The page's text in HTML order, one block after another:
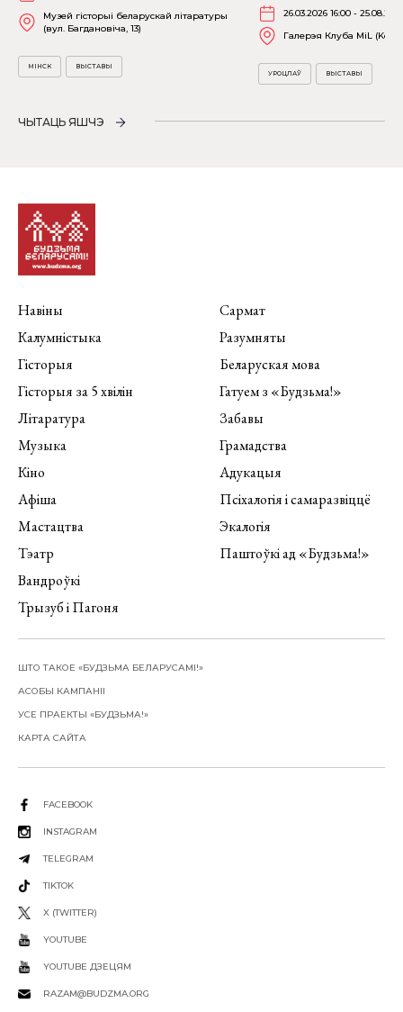
Музей гісторыі беларускай літаратуры
(вул. Багдановіча, 13)
МІНСК ВЫСТАВЫ
26.03.2026 16:00 -
Галерэя Клуба MiL
УРОЦЛАЎ ВЫСТАВЫ
ЧЫТАЦЬ ЯШЧЭ
Навіны
Калумністыка
Гісторыя
Гісторыя за 5 хвілін
Літаратура
Музыка
Кіно
Афіша
Мастацтва
Тэатр
Вандроўкі
Трызуб і Пагоня
Сармат
Разумняты
Беларуская мова
Гатуем з «Будзьма!»
Забавы
Грамадства
Адукацыя
Псіхалогія і самаразвіццё
Экалогія
Паштоўкі ад «Будзьма!»
ШТО ТАКОЕ «БУДЗЬМА БЕЛАРУСАМІ!»
АСОБЫ КАМПАНІІ
УСЕ ПРАЕКТЫ «БУДЗЬМА!»
КАРТА САЙТА
FACEBOOK
INSTAGRAM
TELEGRAM
TIKTOK
X (TWITTER)
YOUTUBE
YOUTUBE ДЗЕЦЯМ
RAZAM@BUDZMA.ORG